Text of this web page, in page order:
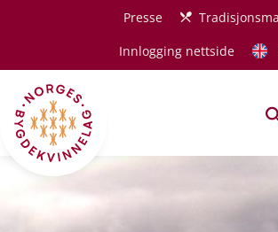
Hopp til hovedinnholdPresse
Innlogging nettside